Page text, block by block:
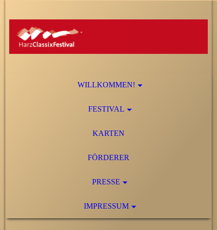
WILLKOMMEN!
FESTIVAL
KARTEN
FÖRDERER
PRESSE
IMPRESSUM